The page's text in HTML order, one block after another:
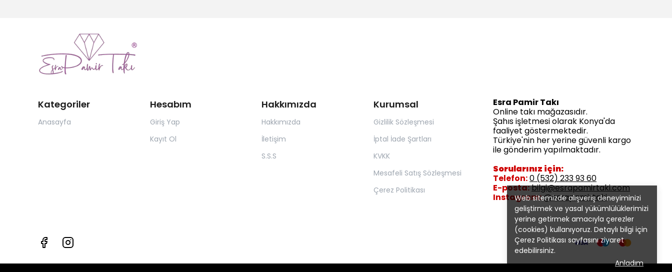
Web sitemizde alışveriş deneyiminizi
geliştirmek ve yasal yükümlülüklerimizi
yerine getirmek amacıyla çerezler
(cookies) kullanıyoruz. Detaylı bilgi için
Çerez Politikası sayfasını ziyaret
edebilirsiniz.
Anladım
Kategoriler
Anasayfa
Hesabım
Giriş Yap
Kayıt Ol
Hakkımızda
Hakkımızda
İletişim
S.S.S
Kurumsal
Gizlilik Sözleşmesi
İptal İade Şartları
KVKK
Mesafeli Satış Sözleşmesi
Çerez Politikası
Esra Pamir Takı
Online takı mağazasıdır.
Şahıs işletmesi olarak Konya'da
faaliyet göstermektedir.
Türkiye'nin her yerine güvenli kargo
ile gönderim yapılmaktadır.
Sorularınız için:
Telefon:0 (532) 233 93 60
E-posta:bilgi@esrapamirtaki.com
Instagram:@esrapamirtaki